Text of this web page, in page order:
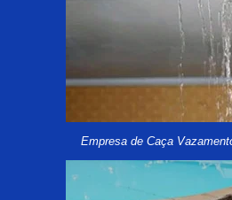
Empresa de Caça